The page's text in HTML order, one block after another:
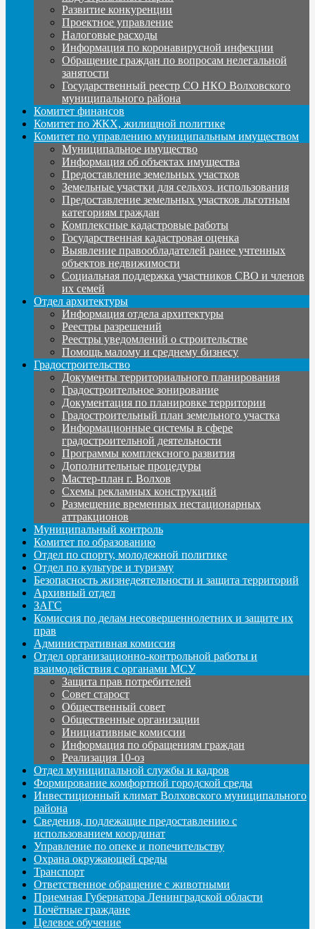
Развитие конкуренции
Проектное управление
Налоговые расходы
Информация по коронавирусной инфекции
Обращение граждан по вопросам нелегальной
занятости
Государственный реестр СО НКО Волховского
муниципального района
Комитет финансов
Комитет по ЖКХ, жилищной политике
Комитет по управлению муниципальным имуществом
Муниципальное имущество
Информация об объектах имущества
Предоставление земельных участков
Земельные участки для сельхоз. использования
Предоставление земельных участков льготным
категориям граждан
Комплексные кадастровые работы
Государственная кадастровая оценка
Выявление правообладателей ранее учтенных
объектов недвижимости
Социальная поддержка участников СВО и членов
их семей
Отдел архитектуры
Информация отдела архитектуры
Реестры разрешений
Реестры уведомлений о строительстве
Помощь малому и среднему бизнесу
Градостроительство
Документы территориального планирования
Градостроительное зонирование
Документация по планировке территории
Градостроительный план земельного участка
Информационные системы в сфере
градостроительной деятельности
Программы комплексного развития
Дополнительные процедуры
Мастер-план г. Волхов
Схемы рекламных конструкций
Размещение временных нестационарных
аттракционов
Муниципальный контроль
Комитет по образованию
Отдел по спорту, молодежной политике
Отдел по культуре и туризму
Безопасность жизнедеятельности и защита территорий
Архивный отдел
ЗАГС
Комиссия по делам несовершеннолетних и защите их
прав
Административная комиссия
Отдел организационно-контрольной работы и
взаимодействия с органами МСУ
Защита прав потребителей
Совет старост
Общественный совет
Общественные организации
Инициативные комиссии
Информация по обращениям граждан
Реализация 10-оз
Отдел муниципальной службы и кадров
Формирование комфортной городской среды
Инвестиционный климат Волховского муниципального
района
Сведения, подлежащие предоставлению с
использованием координат
Управление по опеке и попечительству
Охрана окружающей среды
Транспорт
Ответственное обращение с животными
Приемная Губернатора Ленинградской области
Почётные граждане
Целевое обучение